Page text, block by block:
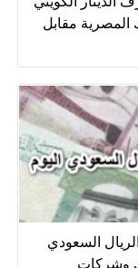
جميع البنوك المصرية مقابل
السعودي
جميع البنوك وشركات